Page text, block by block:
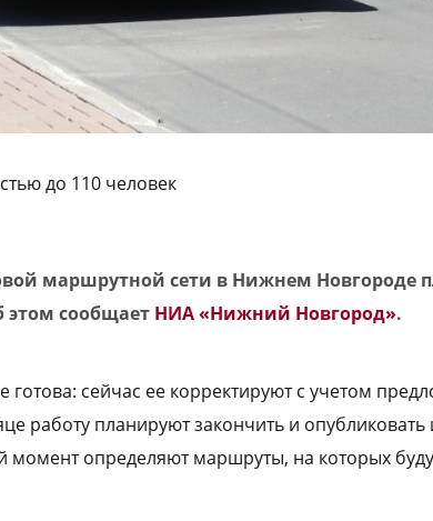
до 110 человек
маршрутной сети в Нижнем Новгороде
этом сообщает НИА «Нижний Новгород».
сейчас ее корректируют с учетом
работу планируют закончить и опубликовать
момент определяют маршруты, на которых